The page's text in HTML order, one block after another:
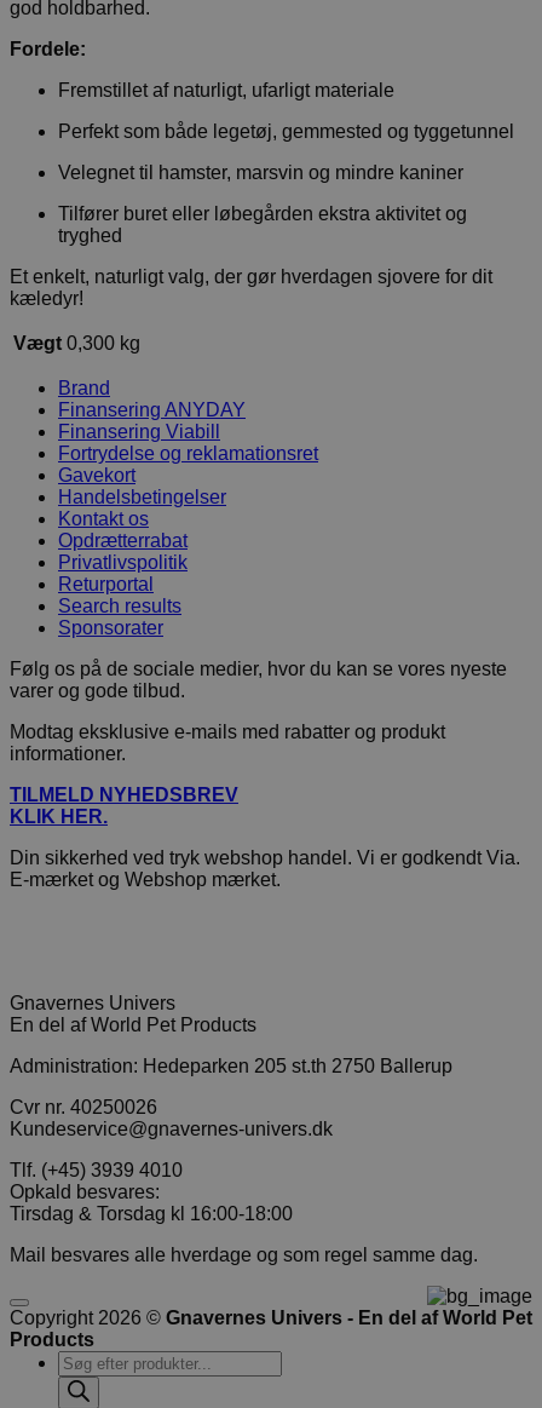
god holdbarhed.
Fordele:
Fremstillet af naturligt, ufarligt materiale
Perfekt som både legetøj, gemmested og tyggetunnel
Velegnet til hamster, marsvin og mindre kaniner
Tilfører buret eller løbegården ekstra aktivitet og
tryghed
Et enkelt, naturligt valg, der gør hverdagen sjovere for dit
kæledyr!
Vægt 0,300 kg
Brand
Finansering ANYDAY
Finansering Viabill
Fortrydelse og reklamationsret
Gavekort
Handelsbetingelser
Kontakt os
Opdrætterrabat
Privatlivspolitik
Returportal
Search results
Sponsorater
Følg os på de sociale medier, hvor du kan se vores nyeste
varer og gode tilbud.
Modtag eksklusive e-mails med rabatter og produkt
informationer.
TILMELD NYHEDSBREV
KLIK HER.
Din sikkerhed ved tryk webshop handel. Vi er godkendt Via.
E-mærket og Webshop mærket.
Gnavernes Univers
En del af World Pet Products
Administration: Hedeparken 205 st.th 2750 Ballerup
Cvr nr. 40250026
Kundeservice@gnavernes-univers.dk
Tlf. (+45) 3939 4010
Opkald besvares:
Tirsdag & Torsdag kl 16:00-18:00
Mail besvares alle hverdage og som regel samme dag.
Copyright 2026 © Gnavernes Univers - En del af World Pet
Products
Products
search